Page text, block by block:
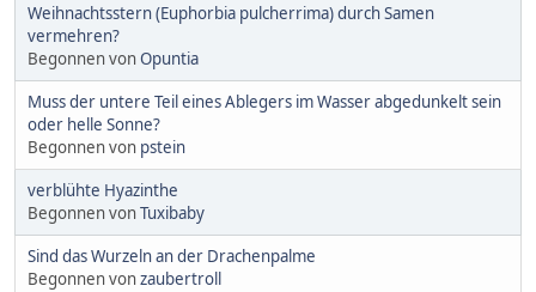
Weihnachtsstern (Euphorbia pulcherrima) durch Samen
vermehren?
Begonnen vonOpuntia
Muss der untere Teil eines Ablegers im Wasser abgedunkelt sein
oder helle Sonne?
Begonnen von pstein
verblühte Hyazinthe
Begonnen vonTuxibaby
Sind das Wurzeln an der Drachenpalme
Begonnen vonzaubertroll